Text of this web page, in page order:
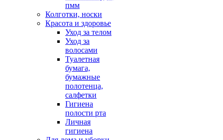
пмм
Колготки, носки
Красота и здоровье
Уход за телом
Уход за
волосами
Туалетная
бумага,
бумажные
полотенца,
салфетки
Гигиена
полости рта
Личная
гигиена